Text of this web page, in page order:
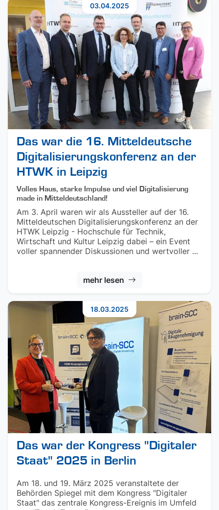
Das war die 16. Mitteldeutsche
Digitalisierungskonferenz an der
HTWK in Leipzig
Volles Haus, starke Impulse und viel Digitalisierung
made in Mitteldeutschland!
Am 3. April waren wir als Aussteller auf der 16.
Mitteldeutschen Digitalisierungskonferenz an der
HTWK Leipzig - Hochschule für Technik,
Wirtschaft und Kultur Leipzig dabei – ein Event
voller spannender Diskussionen und wertvoller ...
mehr lesen
03.04.2025
Das war der Kongress "Digitaler
Staat" 2025 in Berlin
Am 18. und 19. März 2025 veranstaltete der
Behörden Spiegel mit dem Kongress "Digitaler
Staat" das zentrale Kongress-Ereignis im Umfeld
18.03.2025